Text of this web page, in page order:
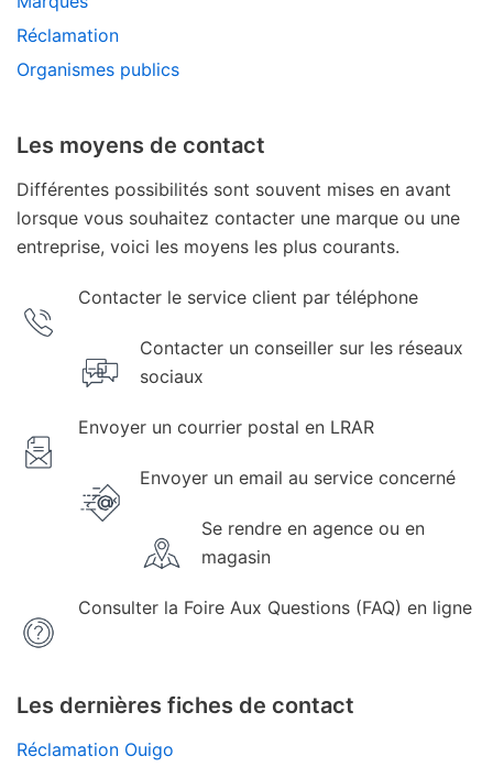
Réclamation
Organismes publics
Les moyens de contact
Différentes possibilités sont souvent mises en avant
lorsque vous souhaitez contacter une marque ou une
entreprise, voici les moyens les plus courants.
Contacter le service client par téléphone
Contacter un conseiller sur les réseaux
sociaux
Envoyer un courrier postal en LRAR
Envoyer un email au service concerné
Se rendre en agence ou en
magasin
Consulter la Foire Aux Questions (FAQ) en ligne
Les dernières fiches de contact
Réclamation Ouigo